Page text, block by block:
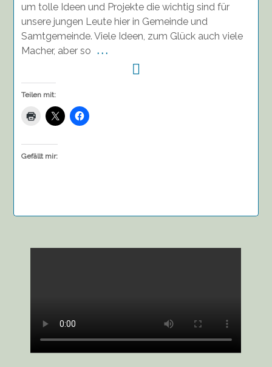
um tolle Ideen und Projekte die wichtig sind für
unsere jungen Leute hier in Gemeinde und
Samtgemeinde. Viele Ideen, zum Glück auch viele
Macher, aber so . . .
Teilen mit:
Gefällt mir: